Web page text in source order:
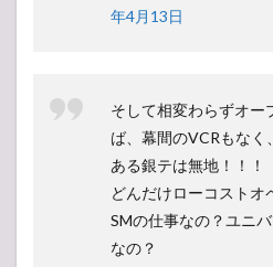
年4月13日
そして相変わらずオー
ば、幕間のVCRもな
ある銀テは無地！！！
どんだけローコスト
SMの仕事なの？ユニ
なの？